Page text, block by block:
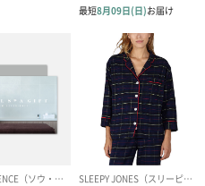
ベア（バニラ）
円）
テディベア（
ル）（1,760円